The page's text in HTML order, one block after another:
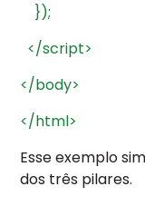
});
</script>
</body>
</html>
Esse exemplo
dos três pilares.